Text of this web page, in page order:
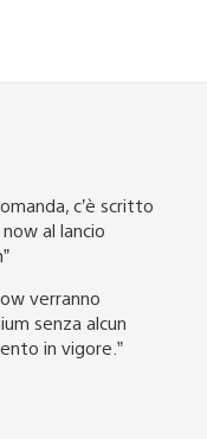
c’è scritto
al lancio
verranno
senza alcun
in vigore.”